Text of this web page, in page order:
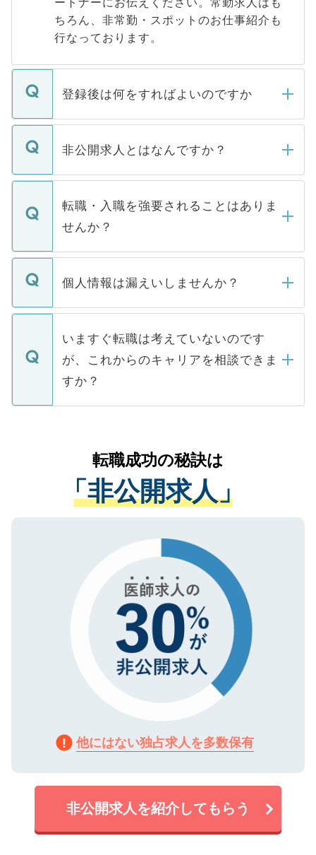
ちろん、非常勤・スポットのお仕事紹介も
行なっております。
登録後は何をすればよいのですか
ご登録いただきましたら、弊社担当者がご
登録内容を確認し、その後メールもしくは
ます。通常、5営業日以内にはご連絡をせて
いただきますので、しばらくお待ちくださ
非公開求人とはなんですか？
マイナビDOCTORで取り扱っている求人の
うち約3割は、Webサイトからご覧いただ
けない「非公開求人」です。非公開求人は
下記の理由によって、一般には公開してい
ません。
■応募殺到を避けるため 人気のある医療機
関を公にしてしまうと、応募が殺到する場
に、医療機関が求める条件に合った人材の
みを人材紹介会社に依頼するケースが増え
ています。
転職・入職を強要されることはありま
せんか？
転職・入職を強要することは一切ありませ
ん。また、仮に応募先から内定をいただい
定を承諾する必要はありません。内定先へ
の辞退の連絡はキャリアパートナーが行い
個人情報は漏えいしませんか？
個人情報が漏えいすることはありませんの
で、ご安心ください。当サイトからの登録
などで収集したご登録者様の個人情報は、
ご本人のキャリアアップおよび転職活動の
支援を目的に使用いたします。お預かりし
ているすべての個人データはご本人の許可
は、個人情報の取り扱いについての厳密な
管理基準を満たした事業者のみに付与され
る、プライバシーマークを取得済みです。
で、機密保持に関してもご安心ください。
いますぐ転職は考えていないのです
が、これからのキャリアを相談できま
すか？
かがいして、現在の医療機関の状況や紹介
経験をまじえながら、適切なアドバイスを
させていただきます。すぐにご転職をされ
ない方には、長期的なサポートが可能です
ので、まずはご登録ください。
転職成功の秘訣は
「非公開求人」
他にはない独占求人を多数保有
非公開求人を紹介してもらう